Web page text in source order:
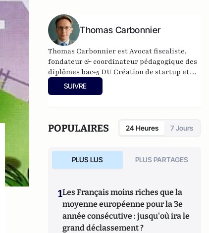
Thomas Carbonnier
Thomas Carbonnier est Avocat fiscaliste,
fondateur & coordinateur pédagogique des
diplômes bac+5 DU Création de startup et
innovation et DU Création et
développement de structures en santé à
propriétaires qui intervient dans le Val
d'Oise.
SUIVRE
POPULAIRES 24 Heures 7 Jours
PLUS LUS PLUS PARTAGES
1Les Français moins riches que la
moyenne européenne pour la 3e
année consécutive : jusqu'où ira le
grand déclassement ?